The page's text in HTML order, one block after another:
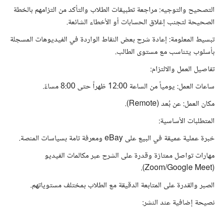
التصحيح والتوجيه: مراجعة تطبيقات الطلاب والتأكد من التزامهم بالخطة
الصحيحة لتجنب إغلاق الحسابات أو الأخطاء الشائعة.
تبسيط المعلومة: إعادة شرح بعض النقاط الواردة في الفيديوهات المسجلة
بأسلوب يتناسب مع مستوى الطالب.
تفاصيل العمل والالتزام:
ساعات العمل: يومياً من الساعة 12:00 ظهراً حتى 8:00 مساءً.
مكان العمل: عن بُعد (Remote).
المتطلبات الأساسية:
خبرة عملية عميقة في البيع على eBay ومعرفة تامة بسياسات المنصة.
مهارات تواصل ممتازة وقدرة على الشرح عبر مكالمات الفيديو
(Zoom/Google Meet).
الصبر والقدرة على المتابعة الدقيقة مع الطلاب بمختلف مستوياتهم.
نصيحة إضافية عند النشر: